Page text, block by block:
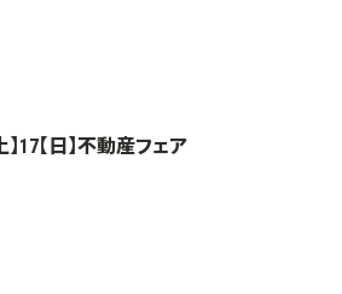
】17【日】不動産フェア